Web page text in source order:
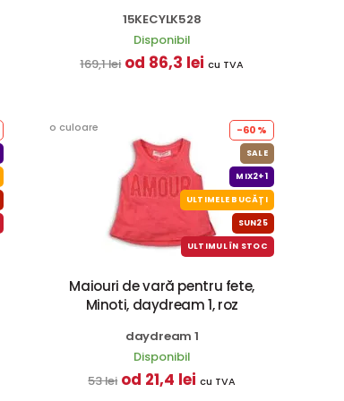
15KECYLK528
Disponibil
169,1 lei od 86,3 lei cu TVA
o culoare -60%
SALE
MIX2+1
ULTIMELE BUCĂȚI
SUN25
ULTIMUL ÎN STOC
Maiouri de vară pentru fete,
Minoti, daydream 1, roz
daydream 1
Disponibil
53 lei od 21,4 lei cu TVA